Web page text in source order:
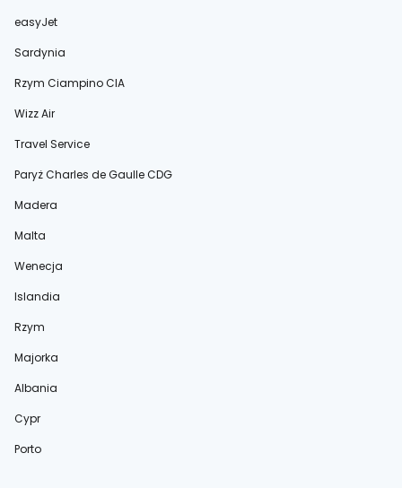
easyJet
Sardynia
Rzym Ciampino CIA
Wizz Air
Travel Service
Paryż Charles de Gaulle CDG
Madera
Malta
Wenecja
Islandia
Rzym
Majorka
Albania
Cypr
Porto